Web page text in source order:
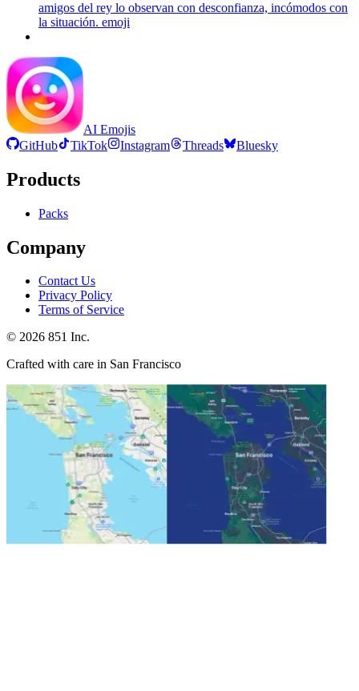
amigos del rey lo observan con desconfianza, incómodos con
la situación. emoji
AI Emojis
GitHub
TikTok Instagram Threads Bluesky
Products
Packs
Company
Contact Us
Privacy Policy
Terms of Service
© 2026 851 Inc.
Crafted with care in San Francisco